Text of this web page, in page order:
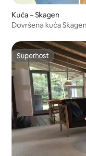
Kuća – Skagen
Dovršena kuća
Superhost
Superhost